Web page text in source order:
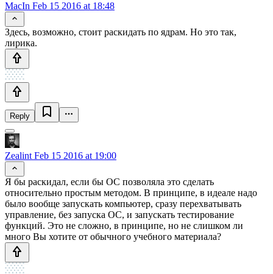
MacIn Feb 15 2016 at 18:48
Здесь, возможно, стоит раскидать по ядрам. Но это так,
лирика.
Reply
Zealint Feb 15 2016 at 19:00
Я бы раскидал, если бы ОС позволяла это сделать
относительно простым методом. В принципе, в идеале надо
было вообще запускать компьютер, сразу перехватывать
управление, без запуска ОС, и запускать тестирование
функций. Это не сложно, в принципе, но не слишком ли
много Вы хотите от обычного учебного материала?